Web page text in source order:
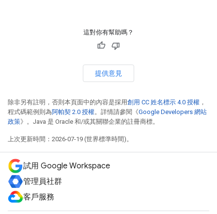
這對你有幫助嗎？
提供意見
除非另有註明，否則本頁面中的內容是採用創用 CC 姓名標示 4.0 授權 ，
程式碼範例則為阿帕契 2.0 授權。詳情請參閱《Google Developers 網站
政策》。Java 是 Oracle 和/或其關聯企業的註冊商標。
上次更新時間：2026-07-19 (世界標準時間)。
試用 Google Workspace
管理員社群
客戶服務